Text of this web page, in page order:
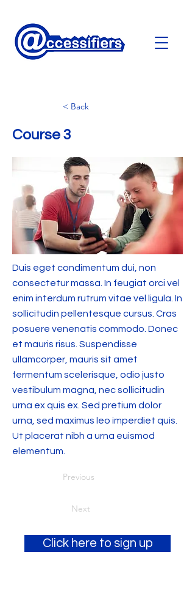
< Back
Course 3
Duis eget condimentum dui, non
consectetur massa. In feugiat orci vel
enim interdum rutrum vitae vel ligula. In
sollicitudin pellentesque cursus. Cras
posuere venenatis commodo. Donec
et mauris risus. Suspendisse
ullamcorper, mauris sit amet
fermentum scelerisque, odio justo
vestibulum magna, nec sollicitudin
urna ex quis ex. Sed pretium dolor
urna, sed maximus leo imperdiet quis.
Ut placerat nibh a urna euismod
elementum.
Previous
Next
Click here to sign up